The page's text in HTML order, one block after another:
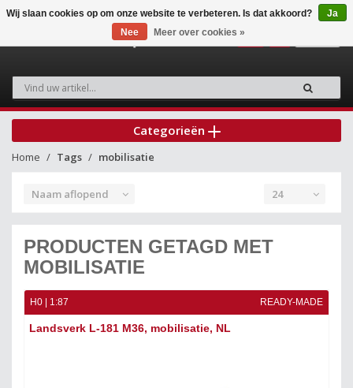
Categorieën
Home Tags mobilisatie
Naam aflopend 24
PRODUCTEN GETAGD MET
MOBILISATIE
H0 | 1:87 READY-MADE
Landsverk L-181 M36, mobilisatie, NL
Wij slaan cookies op om onze website te verbeteren. Is dat akkoord?
Ja
Nee
Meer over cookies »